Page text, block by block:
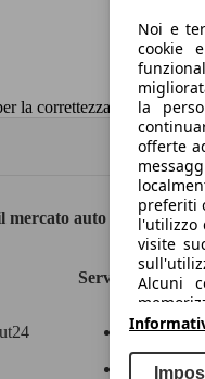
la correttezza dei dati.
mercato auto europeo.
Servizi
Contatti
Marche e
Noi e
cookie
la
offerte
preferiti
l'utilizzo
visite
Alcuni